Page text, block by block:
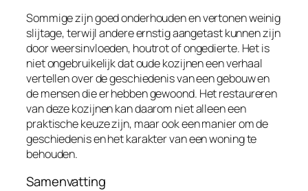
Sommige zijn goed onderhouden en vertonen weinig
slijtage, terwijl andere ernstig aangetast kunnen zijn
door weersinvloeden, houtrot of ongedierte. Het is
niet ongebruikelijk dat oude kozijnen een verhaal
vertellen over de geschiedenis van een gebouw en
de mensen die er hebben gewoond. Het restaureren
van deze kozijnen kan daarom niet alleen een
praktische keuze zijn, maar ook een manier om de
geschiedenis en het karakter van een woning te
behouden.
Samenvatting